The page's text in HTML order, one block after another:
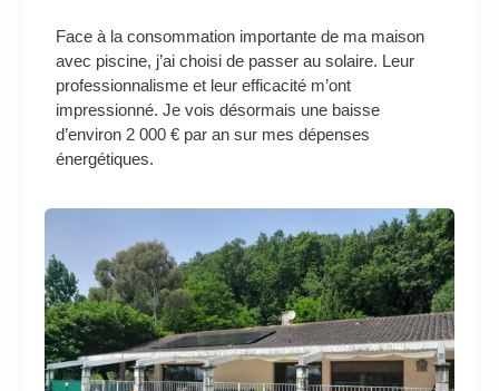
Face à la consommation importante de ma maison
avec piscine, j’ai choisi de passer au solaire. Leur
professionnalisme et leur efficacité m’ont
impressionné. Je vois désormais une baisse
d’environ 2 000 € par an sur mes dépenses
énergétiques.